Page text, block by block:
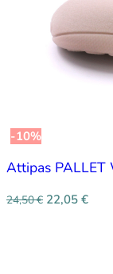
-10%
Attipas PALLET
24,50€ 22,05 €